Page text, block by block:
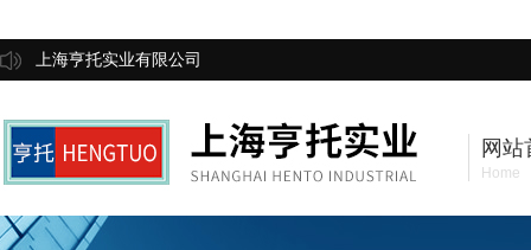
上海亨托实业有限公司
网站
Home